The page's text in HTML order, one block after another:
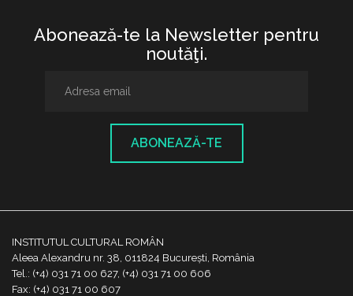
Abonează-te la Newsletter pentru
noutăţi.
ABONEAZĂ-TE
INSTITUTUL CULTURAL ROMÂN
Aleea Alexandru nr. 38, 011824 București, România
Tel.: (+4) 031 71 00 627, (+4) 031 71 00 606
Fax: (+4) 031 71 00 607